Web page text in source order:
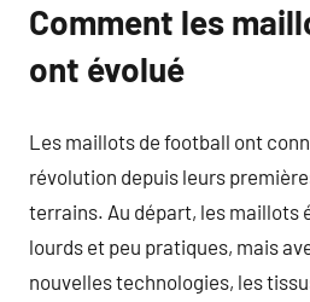
Comment les
ont évolué
Les maillots de football ont
révolution depuis leurs
terrains. Au départ, les maillots
lourds et peu pratiques, mais
nouvelles technologies, les